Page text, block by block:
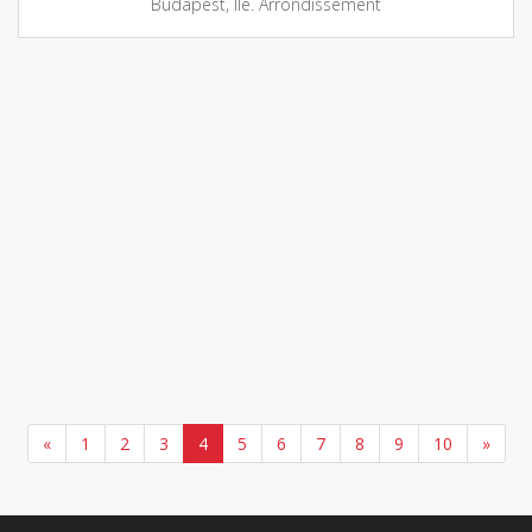
« 1 2 3 4 5 6 7 8 9 10 »